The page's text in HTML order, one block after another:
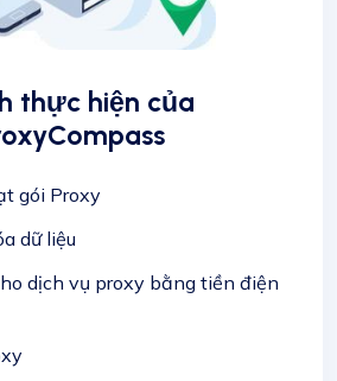
thực hiện của
gói Proxy
dữ liệu
dịch vụ proxy bằng tiền điện